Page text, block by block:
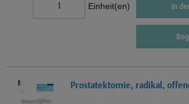
Einheit(en) In
Prostatektomie, radikal,